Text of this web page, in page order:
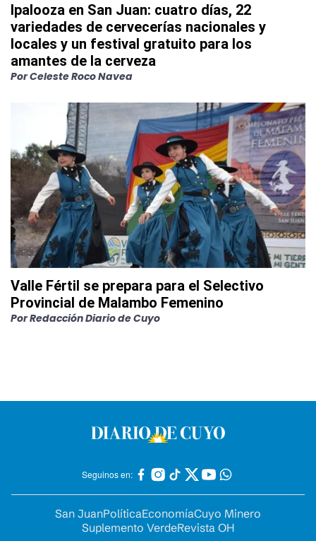
Ipalooza en San Juan: cuatro días, 22
variedades de cervecerías nacionales y
locales y un festival gratuito para los
amantes de la cerveza
PorCeleste Roco Navea
Valle Fértil se prepara para el Selectivo
Provincial de Malambo Femenino
PorRedacción Diario de Cuyo
Seguinos en:
San JuanPolíticaEconomíaCuyo Minero
Suplemento VerdeRevista OH